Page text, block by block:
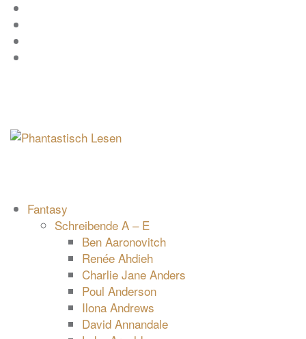
Zum
Inhalt
springen
Fantasy
Schreibende A – E
Ben Aaronovitch
Renée Ahdieh
Charlie Jane Anders
Poul Anderson
Ilona Andrews
David Annandale